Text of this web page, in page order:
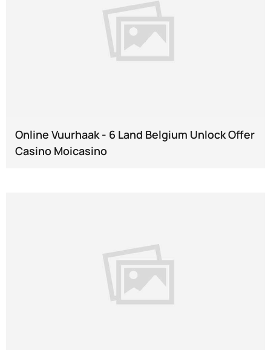
Online Vuurhaak - 6 Land Belgium Unlock Offer
Casino Moicasino